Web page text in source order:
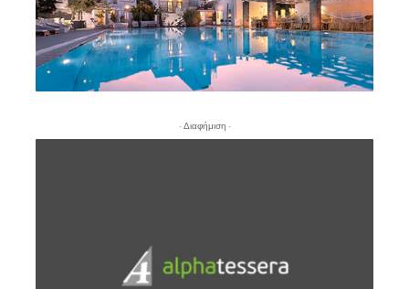
- Διαφήμιση -